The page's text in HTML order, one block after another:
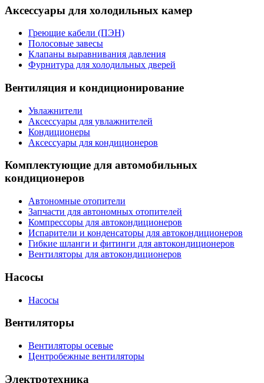
Аксессуары для холодильных камер
Греющие кабели (ПЭН)
Полосовые завесы
Клапаны выравнивания давления
Фурнитура для холодильных дверей
Вентиляция и кондиционирование
Увлажнители
Аксессуары для увлажнителей
Кондиционеры
Аксессуары для кондиционеров
Комплектующие для автомобильных
кондиционеров
Автономные отопители
Запчасти для автономных отопителей
Компрессоры для автокондиционеров
Испарители и конденсаторы для автокондиционеров
Гибкие шланги и фитинги для автокондиционеров
Вентиляторы для автокондиционеров
Насосы
Насосы
Вентиляторы
Вентиляторы осевые
Центробежные вентиляторы
Электротехника